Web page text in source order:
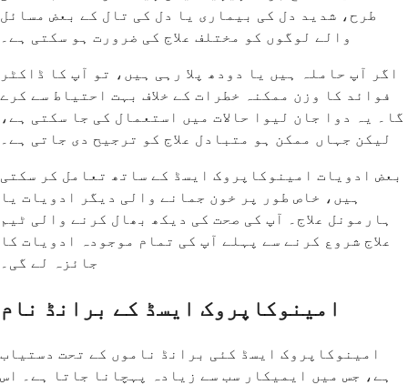
طرح، شدید دل کی بیماری یا دل کی تال کے بعض مسائل
والے لوگوں کو مختلف علاج کی ضرورت ہو سکتی ہے۔
اگر آپ حاملہ ہیں یا دودھ پلا رہی ہیں، تو آپ کا ڈاکٹر
فوائد کا وزن ممکنہ خطرات کے خلاف بہت احتیاط سے کرے
گا۔ یہ دوا جان لیوا حالات میں استعمال کی جا سکتی ہے،
لیکن جہاں ممکن ہو متبادل علاج کو ترجیح دی جاتی ہے۔
بعض ادویات امینوکاپروک ایسڈ کے ساتھ تعامل کر سکتی
ہیں، خاص طور پر خون جمانے والی دیگر ادویات یا
ہارمونل علاج۔ آپ کی صحت کی دیکھ بھال کرنے والی ٹیم
علاج شروع کرنے سے پہلے آپ کی تمام موجودہ ادویات کا
جائزہ لے گی۔
امینوکاپروک ایسڈ کے برانڈ نام
امینوکاپروک ایسڈ کئی برانڈ ناموں کے تحت دستیاب
ہے، جس میں ایمیکار سب سے زیادہ پہچانا جاتا ہے۔ اس